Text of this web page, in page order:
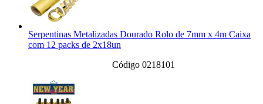
Serpentinas Metalizadas Dourado Rolo de 7mm x 4m Caixa
com 12 packs de 2x18un
Código 0218101